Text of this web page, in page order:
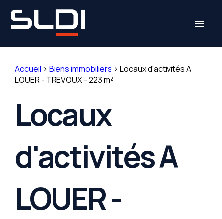
menu
Accueil > Biens immobiliers > Locaux d'activités A
LOUER - TREVOUX - 223 m²
Locaux
d'activités A
LOUER -